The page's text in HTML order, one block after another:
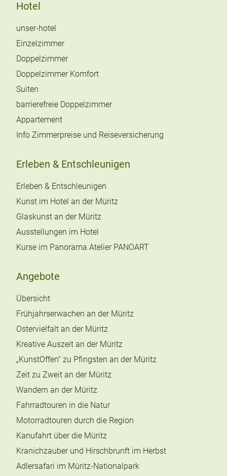
Hotel
unser-hotel
Einzelzimmer
Doppelzimmer
Doppelzimmer Komfort
Suiten
barrierefreie Doppelzimmer
Appartement
Info Zimmerpreise und Reiseversicherung
Erleben & Entschleunigen
Erleben & Entschleunigen
Kunst im Hotel an der Müritz
Glaskunst an der Müritz
Ausstellungen im Hotel
Kurse im Panorama Atelier PANOART
Angebote
Übersicht
Frühjahrserwachen an der Müritz
Ostervielfalt an der Müritz
Kreative Auszeit an der Müritz
„KunstOffen“ zu Pfingsten an der Müritz
Zeit zu Zweit an der Müritz
Wandern an der Müritz
Fahrradtouren in die Natur
Motorradtouren durch die Region
Kanufahrt über die Müritz
Kranichzauber und Hirschbrunft im Herbst
Adlersafari im Müritz-Nationalpark